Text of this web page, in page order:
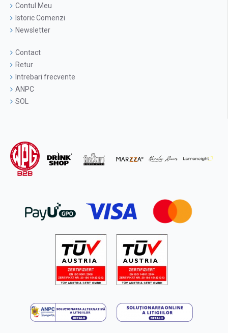
Contul Meu
Istoric Comenzi
Newsletter
Contact
Retur
Intrebari frecvente
ANPC
SOL